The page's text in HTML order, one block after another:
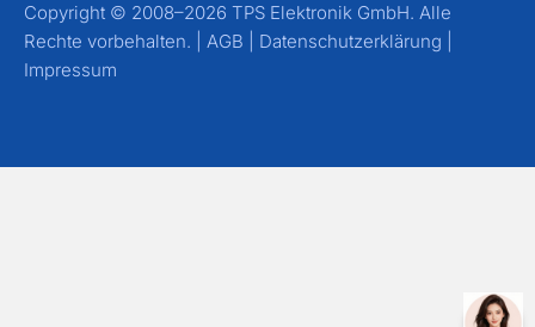
Copyright © 2008–2026 TPS Elektronik GmbH. Alle
Rechte vorbehalten. | AGB Datenschutzerklärung
Impressum